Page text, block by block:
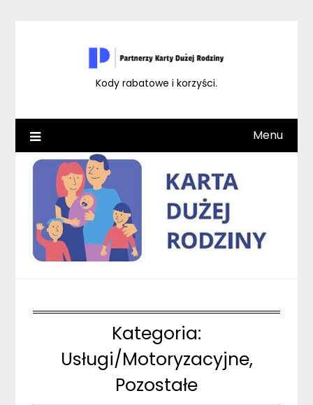
Kody rabatowe i korzyści.
Menu
Kategoria:
Usługi/Motoryzacyjne,
Pozostałe